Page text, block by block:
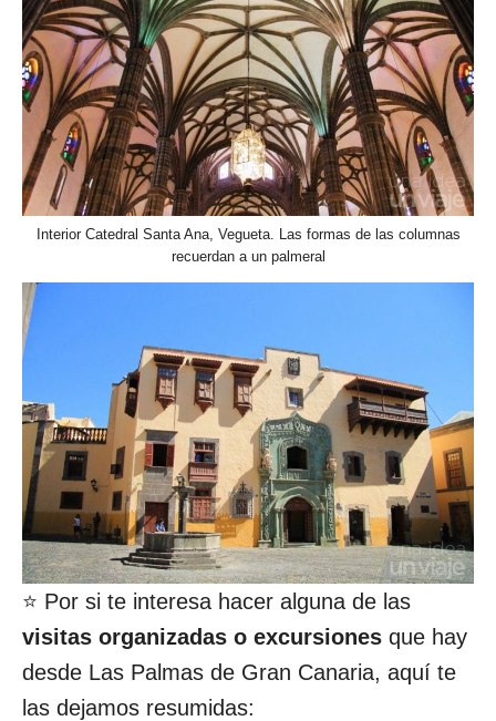
Interior Catedral Santa Ana, Vegueta. Las formas de las columnas
recuerdan a un palmeral
⭐ Por si te interesa hacer alguna de las
visitas organizadas o excursiones que hay
desde Las Palmas de Gran Canaria, aquí te
las dejamos resumidas: